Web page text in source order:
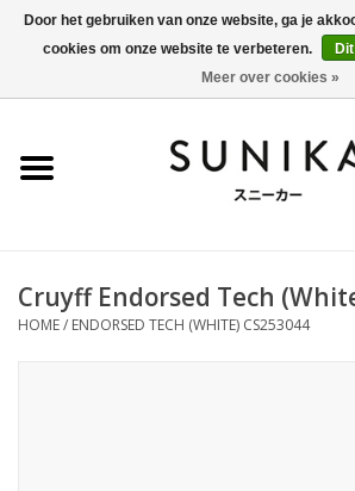
SALE
Dames
Cruyff Endorsed Tech
HOME/ ENDORSED TECH (WHITE) CS253044
Door het gebruiken van onze website, ga je
cookies om onze website te verbeteren.
Meer over cookies »